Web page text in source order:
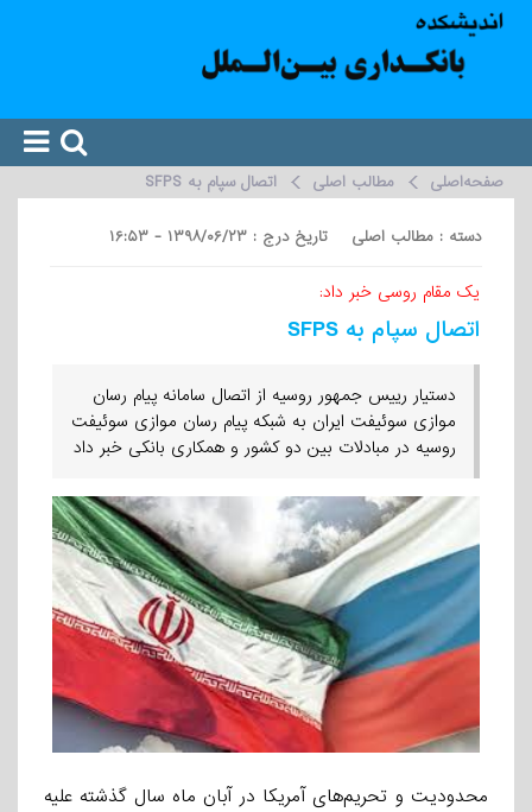
صفحه‌اصلی مطالب اصلی اتصال سپام به SFPS
دسته : مطالب اصلی تاریخ درج : ۱۳۹۸/۰۶/۲۳ - ۱۶:۵۳
یک مقام روسی خبر داد:
اتصال سپام به SFPS
دستیار رییس جمهور روسیه از اتصال سامانه پیام رسان
موازی سوئیفت ایران به شبکه پیام رسان موازی سوئیفت
روسیه در مبادلات بین دو کشور و همکاری بانکی خبر داد
محدودیت و تحریم‌های آمریکا در آبان ماه سال گذشته علیه